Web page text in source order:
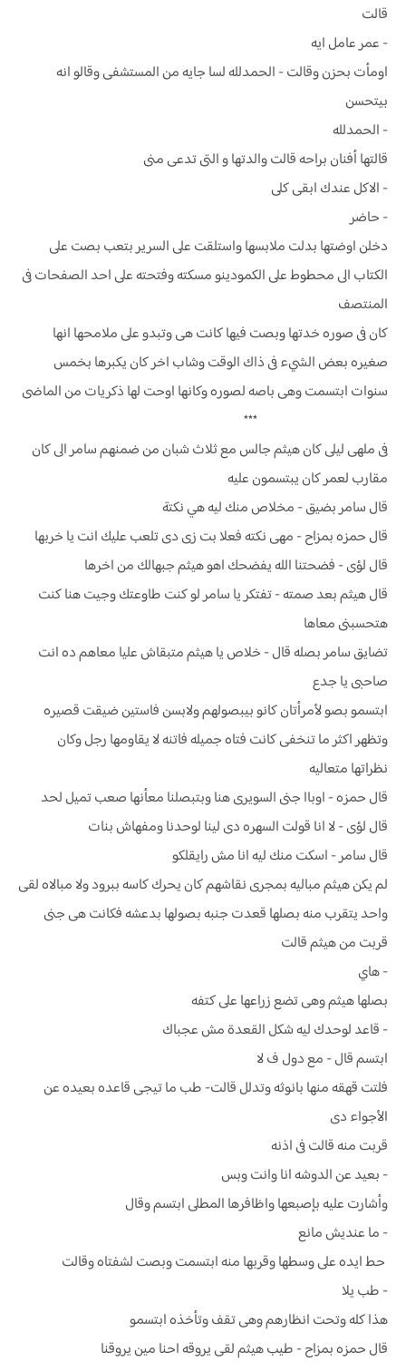
قالت
- عمر عامل ايه
اومأت بحزن وقالت - الحمدلله لسا جايه من المستشفى وقالو انه
بيتحسن
- الحمدلله
قالتها أفنان براحه قالت والدتها و التى تدعى منى
- الاكل عندك ابقى كلى
- حاضر
دخلن اوضتها بدلت ملابسها واستلقت على السرير بتعب بصت على
الكتاب الى محطوط على الكمودينو مسكته وفتحته على احد الصفحات فى
المنتصف
كان فى صوره خدتها وبصت فيها كانت هى وتبدو على ملامحها انها
صغيره بعض الشيء فى ذاك الوقت وشاب اخر كان يكبرها بخمس
سنوات ابتسمت وهى باصه لصوره وكانها اوحت لها ذكريات من الماضى
***
فى ملهى ليلى كان هيثم جالس مع ثلاث شبان من ضمنهم سامر الى كان
مقارب لعمر كان يبتسمون عليه
قال سامر بضيق - مخلاص منك ليه هي نكتة
قال حمزه بمزاح - مهى نكته فعلا بت زى دى تلعب عليك انت يا خربها
قال لؤى - فضحتنا الله يفضحك اهو هيثم جبهالك من اخرها
قال هيثم بعد صمته - تفتكر يا سامر لو كنت طاوعتك وجيت هنا كنت
هتحسبنى معاها
تضايق سامر بصله قال - خلاص يا هيثم متبقاش عليا معاهم ده انت
صاحبى يا جدع
ابتسمو بصو لأمرأتان كانو بيبصولهم ولابسن فاستين ضيقت قصيره
وتظهر اكثر ما تنخفى كانت فتاه جميله فاتنه لا يقاومها رجل وكان
نظراتها متعاليه
قال حمزه - اوباا جنى السويرى هنا وبتبصلنا معأنها صعب تميل لحد
قال لؤى - لا انا قولت السهره دى لينا لوحدنا ومفهاش بنات
قال سامر - اسكت منك ليه انا مش رايقلكو
لم يكن هيثم مباليه بمجرى نقاشهم كان يحرك كاسه ببرود ولا مبالاه لقى
واحد يتقرب منه بصلها قعدت جنبه بصولها بدعشه فكانت هى جنى
قربت من هيثم قالت
- هاي
بصلها هيثم وهى تضع زراعها على كتفه
- قاعد لوحدك ليه شكل القعدة مش عجباك
ابتسم قال - مع دول ف لا
فلتت قهقه منها بانوثه وتدلل قالت- طب ما تيجى قاعده بعيده عن
الأجواء دى
قربت منه قالت فى اذنه
- بعيد عن الدوشه انا وانت وبس
وأشارت عليه بإصبعها واظافرها المطلى ابتسم وقال
- ما عنديش مانع
حط ايده على وسطها وقربها منه ابتسمت وبصت لشفتاه وقالت
- طب يلا
هذا كله وتحت انظارهم وهى تقف وتأخذه ابتسمو
قال حمزه بمزاح - طيب هيثم لقى يروقه احنا مين يروقنا